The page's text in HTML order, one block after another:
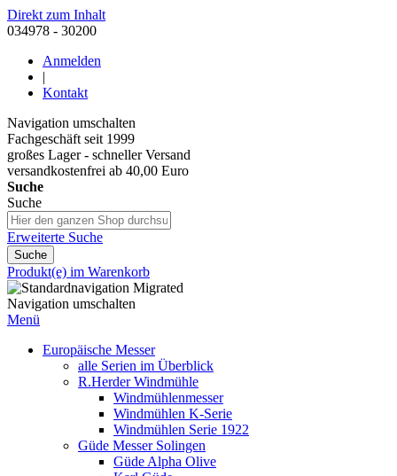
Direkt zum Inhalt
034978 - 30200
Anmelden
|
Kontakt
Navigation umschalten
Fachgeschäft seit 1999
großes Lager - schneller Versand
versandkostenfrei ab 40,00 Euro
Suche
Suche
Erweiterte Suche
Suche
Produkt(e) im Warenkorb
Navigation umschalten
Menü
Europäische Messer
alle Serien im Überblick
R.Herder Windmühle
Windmühlenmesser
Windmühlen K-Serie
Windmühlen Serie 1922
Güde Messer Solingen
Güde Alpha Olive